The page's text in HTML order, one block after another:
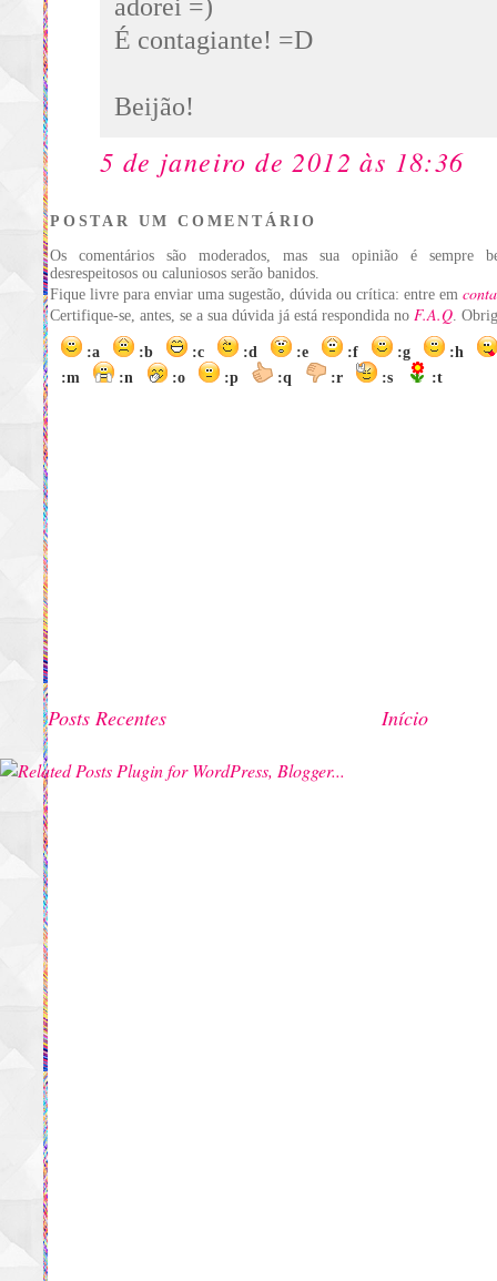
adorei =)
É contagiante! =D
Beijão!
5 de janeiro de 2012 às 18:36
POSTAR UM COMENTÁRIO
Os comentários são moderados, mas sua opinião é sempre
desrespeitosos ou caluniosos serão banidos.
Fique livre para enviar uma sugestão, dúvida ou crítica: entre em
Certifique-se, antes, se a sua dúvida já está respondida no F.A.Q .
:a :b :c :d :e :f :g
:h
:m
:n :o :p :q :r :s :t
Posts Recentes Início